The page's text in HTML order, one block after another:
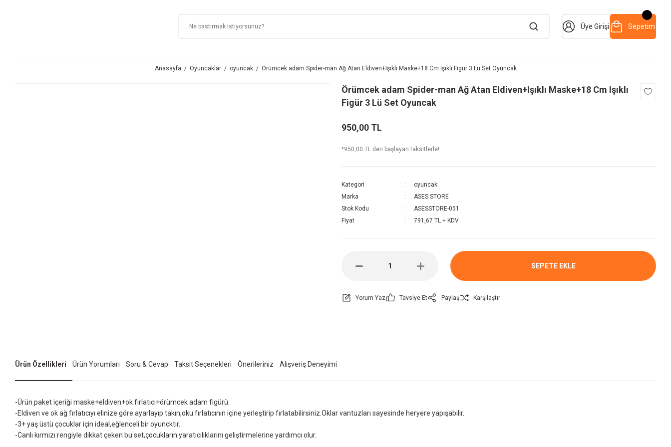
Üye Girişi Sepetim
Anasayfa Oyuncaklar oyuncak Örümcek adam Spider-man Ağ Atan Eldiven+Işıklı Maske+18 Cm Işıklı Figür 3 Lü Set Oyuncak
Örümcek adam Spider-man Ağ Atan Eldiven+Işıklı Maske+18 Cm Işıklı
Figür 3 Lü Set Oyuncak
950,00 TL
*950,00 TL den başlayan taksitlerle!
Kategori
oyuncak
Marka
ASES STORE
Stok Kodu
ASESSTORE-051
Fiyat
791,67 TL + KDV
SEPETE EKLE
Yorum Yaz Tavsiye Et Paylaş Karşılaştır
Ürün Özellikleri Ürün Yorumları Soru & Cevap Taksit Seçenekleri Önerileriniz Alışveriş Deneyimi
-Ürün paket içeriği maske+eldiven+ok fırlatıcı+örümcek adam figürü.
-Eldiven ve ok ağ fırlatıcıyı elinize göre ayarlayıp takın,oku fırlatıcının içine yerleştirip fırlatabilirsiniz.Oklar vantuzları sayesinde heryere yapışabilir.
-3+ yaş üstü çocuklar için ideal,eğlenceli bir oyuncktır.
-Canlı kırmızı rengiyle dikkat çeken bu set,çocukların yaratıcılıklarını geliştirmelerine yardımcı olur.